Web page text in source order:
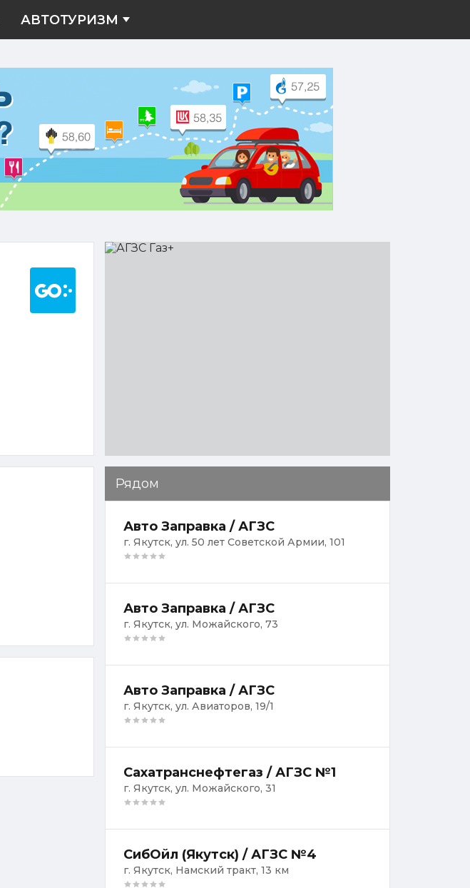
АВТОТУРИЗМ
Построить маршрут на Yandex.
АГЗС
Рядом
Авто Заправка / АГЗС
г. Якутск, ул. 50 лет Советской Армии, 101
Авто Заправка / АГЗС
г. Якутск, ул. Можайского, 73
Авто Заправка / АГЗС
г. Якутск, ул. Авиаторов, 19/1
Сахатранснефтегаз / АГЗС №1
г. Якутск, ул. Можайского, 31
СибОйл (Якутск) / АГЗС №4
г. Якутск, Намский тракт, 13 км